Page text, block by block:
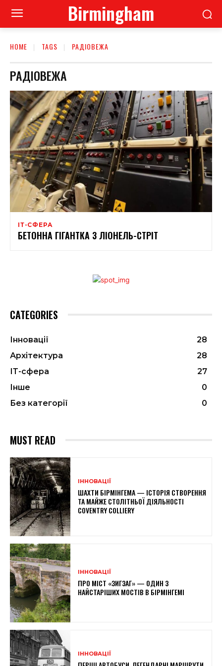
Birmingham
HOME TAGS РАДІОВЕЖА
РАДІОВЕЖА
ІТ-СФЕРА
БЕТОННА ГІГАНТКА З ЛІОНЕЛЬ-СТРІТ
CATEGORIES
Інновації
28
Архітектура
28
ІТ-сфера
27
Інше
0
Без категорії
0
MUST READ
ІННОВАЦІЇ
ШАХТИ БІРМІНГЕМА — ІСТОРІЯ СТВОРЕННЯ
ТА МАЙЖЕ СТОЛІТНЬОЇ ДІЯЛЬНОСТІ
COVENTRY COLLIERY
ІННОВАЦІЇ
ПРО МІСТ «ЗИГЗАГ» — ОДИН З
НАЙСТАРІШИХ МОСТІВ В БІРМІНГЕМІ
ІННОВАЦІЇ